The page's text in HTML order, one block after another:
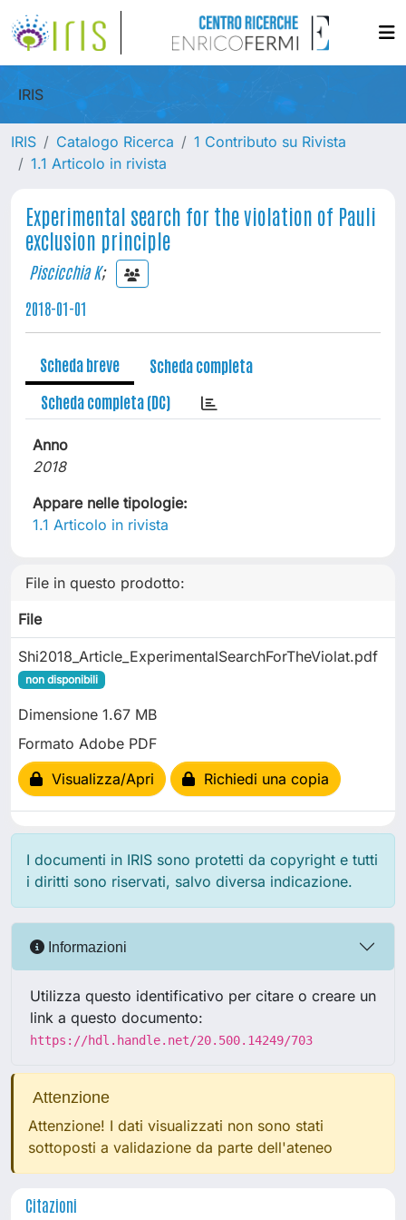
IRIS
IRIS Catalogo Ricerca
1 Contributo su Rivista
1.1 Articolo in rivista
Experimental search for the violation of Pauli
exclusion principle
Piscicchia K;
2018-01-01
Scheda breve
Scheda completa
Scheda completa (DC)
Anno
2018
Appare nelle tipologie:
1.1 Articolo in rivista
File in questo prodotto:
File
Shi2018_Article_ExperimentalSearchForTheViolat.pdf
non disponibili
Dimensione 1.67 MB
Formato Adobe PDF
Visualizza/Apri
Richiedi una copia
I documenti in IRIS sono protetti da copyright e tutti
i diritti sono riservati, salvo diversa indicazione.
Informazioni
Utilizza questo identificativo per citare o creare un
link a questo documento:
https://hdl.handle.net/20.500.14249/703
Attenzione
Attenzione! I dati visualizzati non sono stati
sottoposti a validazione da parte dell'ateneo
Citazioni